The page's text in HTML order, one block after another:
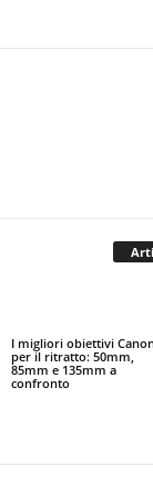
I migliori obiettivi
per il ritratto: 50mm,
85mm e 135mm a
confronto